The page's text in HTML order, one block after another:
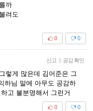
까
려도
0
0
신고 | 공감 확인
렇게 많은데 김어준은 그
하님 말에 아무도 공감하
고 불분명해서 그런거
0
0